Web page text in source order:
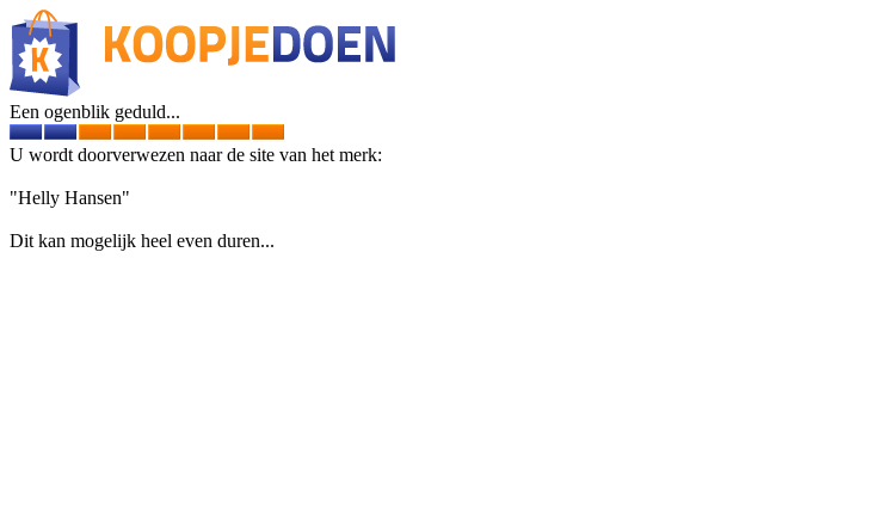
Een ogenblik geduld...
U wordt doorverwezen naar de site van het merk:
"Helly Hansen"
Dit kan mogelijk heel even duren...